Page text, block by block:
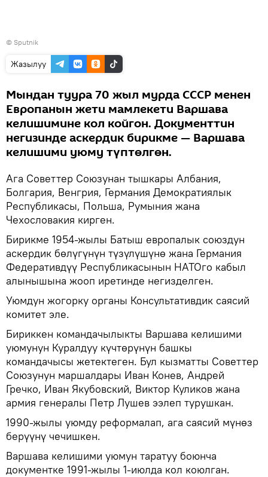
© Sputnik
Жазылуу
Мындан туура 70 жыл мурда СССР менен
Европанын жети мамлекети Варшава
келишимине кол койгон. Документтин
негизинде аскердик бирикме — Варшава
келишими уюму түптөлгөн.
Ага Советтер Союзунан тышкары Албания,
Болгария, Венгрия, Германия Демократиялык
Республикасы, Польша, Румыния жана
Чехословакия кирген.
Бирикме 1954-жылы Батыш европалык союздун
аскердик бөлүгүнүн түзүлүшүнө жана Германия
Федеративдүү Республикасынын НАТОго кабыл
алынышына жооп иретинде негизделген.
Уюмдун жогорку органы Консультативдик саясий
комитет эле.
Бириккен командачылыкты Варшава келишими
уюмунун Куралдуу күчтөрүнүн башкы
командачысы жетектеген. Бул кызматты Советтер
Союзунун маршалдары Иван Конев, Андрей
Гречко, Иван Якубовский, Виктор Куликов жана
армия генералы Петр Лушев ээлеп турушкан.
1990-жылы уюмду реформалап, ага саясий мүнөз
берүүнү чечишкен.
Варшава келишими уюмун таратуу боюнча
документке 1991-жылы 1-июлда кол коюлган.